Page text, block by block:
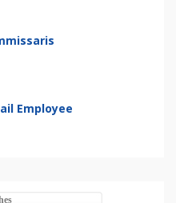
Employee